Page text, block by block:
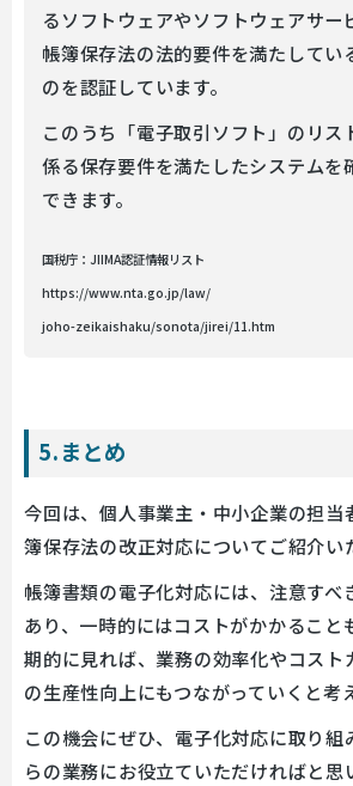
るソフトウェアやソフトウェアサー
帳簿保存法の法的要件を満たしてい
のを認証しています。
このうち「電子取引ソフト」のリス
係る保存要件を満たしたシステムを
できます。
国税庁：JIIMA認証情報リスト
https://www.nta.go.jp/law/
joho-zeikaishaku/sonota/jirei/11.htm
5.まとめ
今回は、個人事業主・中小企業の担当
簿保存法の改正対応についてご紹介い
帳簿書類の電子化対応には、注意すべ
あり、一時的にはコストがかかること
期的に見れば、業務の効率化やコスト
の生産性向上にもつながっていくと考
この機会にぜひ、電子化対応に取り組
らの業務にお役立ていただければと思